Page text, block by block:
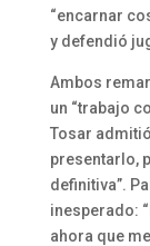
“encarnar
y defendió
Ambos
un “trabajo
Tosar
presentarlo,
definitiva”.
inesperado:
ahora que